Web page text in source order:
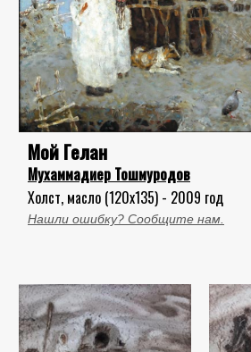
Мой Гелан
Мухаммадиер Тошмуродов
Холст, масло (120x135) - 2009 год
Нашли ошибку? Сообщите нам.